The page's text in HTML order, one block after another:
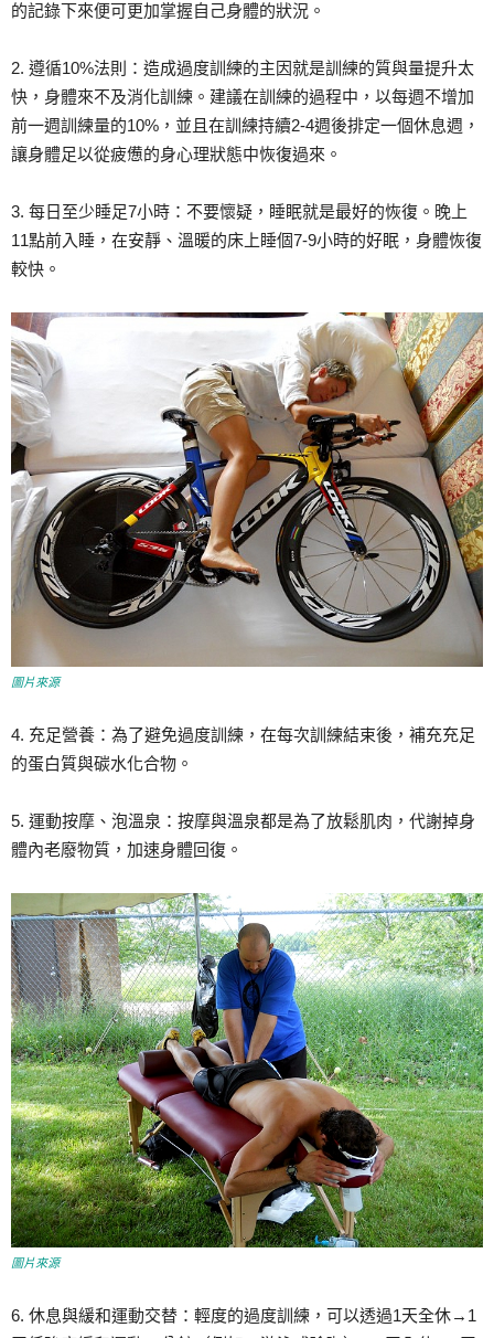
的記錄下來便可更加掌握自己身體的狀況。
2. 遵循10%法則：造成過度訓練的主因就是訓練的質與量提升太
快，身體來不及消化訓練。建議在訓練的過程中，以每週不增加
前一週訓練量的10%，並且在訓練持續2-4週後排定一個休息週，
讓身體足以從疲憊的身心理狀態中恢復過來。
3. 每日至少睡足7小時：不要懷疑，睡眠就是最好的恢復。晚上
11點前入睡，在安靜、溫暖的床上睡個7-9小時的好眠，身體恢復
較快。
圖片來源
4. 充足營養：為了避免過度訓練，在每次訓練結束後，補充充足
的蛋白質與碳水化合物。
5. 運動按摩、泡溫泉：按摩與溫泉都是為了放鬆肌肉，代謝掉身
體內老廢物質，加速身體回復。
圖片來源
6. 休息與緩和運動交替：輕度的過度訓練，可以透過1天全休→1